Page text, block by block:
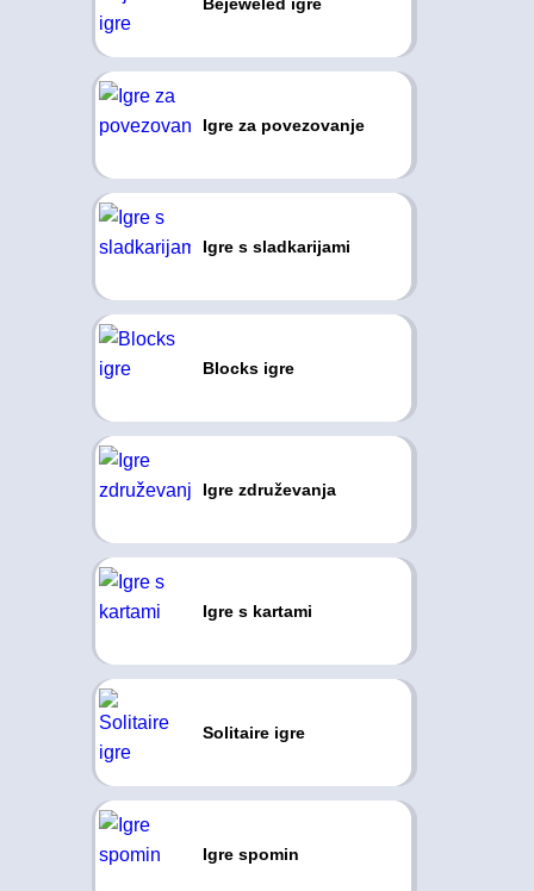
Igre za povezovanje
Igre s sladkarijami
Blocks igre
Igre združevanja
Igre s kartami
Solitaire igre
Igre spomin